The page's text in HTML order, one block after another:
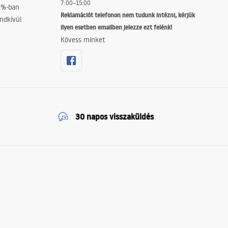
Egy helyen megtalálod azokat a megoldásokat, amelyek segítenek
ban
7:00–15:00
Reklamációt telefonon nem tudunk intézni, kérjük
ilyen esetben emailben jelezze ezt felénk!
Kövess minket
30 napos visszaküldés